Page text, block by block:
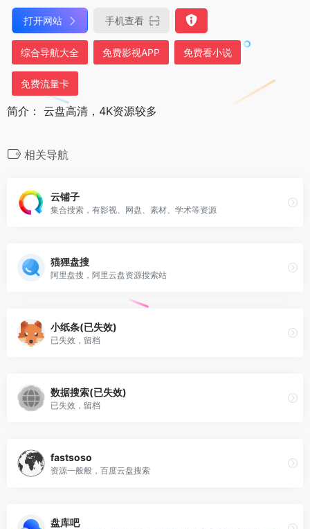
打开网站 手机查看
综合导航大全 免费影视APP 免费看小说
免费流量卡
简介： 云盘高清，4K资源较多
相关导航
云铺子
集合搜索，有影视、网盘、素材、学术等资源
猫狸盘搜
阿里盘搜，阿里云盘资源搜索站
小纸条(已失效)
已失效，留档
数据搜索(已失效)
已失效，留档
fastsoso
资源一般般，百度云盘搜索
盘库吧